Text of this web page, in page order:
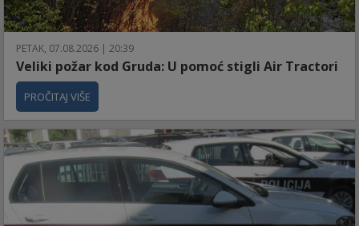
PETAK, 07.08.2026 | 20:39
Veliki požar kod Gruda: U pomoć stigli Air Tractori
PROČITAJ VIŠE